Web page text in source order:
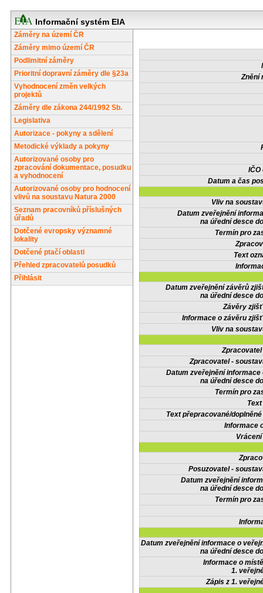
Informační systém EIA
Záměry na území ČR
Záměry mimo území ČR
Podlimitní záměry
Prioritní dopravní záměry dle §23a
Vyhodnocení změn velkých
projektů
Záměry dle zákona 244/1992 Sb.
Legislativa
Autorizace - pokyny a sdělení
Metodické výklady a pokyny
Autorizované osoby pro
zpracování dokumentace, posudku
a vyhodnocení
Autorizované osoby pro hodnocení
vlivů na soustavu Natura 2000
Seznam pracovníků příslušných
úřadů
Dotčené evropsky významné
lokality
Dotčené ptačí oblasti
Přehled zpracovatelů posudků
Přihlásit
Znění
IČO
Datum a čas
Vliv na
Datum zveřejnění
na úřední desce
Termín pro
Text
Datum zveřejnění závěrů
na úřední desce
Závěry
Informace o závěru
Vliv na
Zpracovatel -
Datum zveřejnění informace
na úřední desce
Termín pro
Text přepracované/
Informace
Posuzovatel -
Datum zveřejnění
na úřední desce
Termín pro
Datum zveřejnění informace o
na úřední desce
Informace o
1.
Zápis z 1.